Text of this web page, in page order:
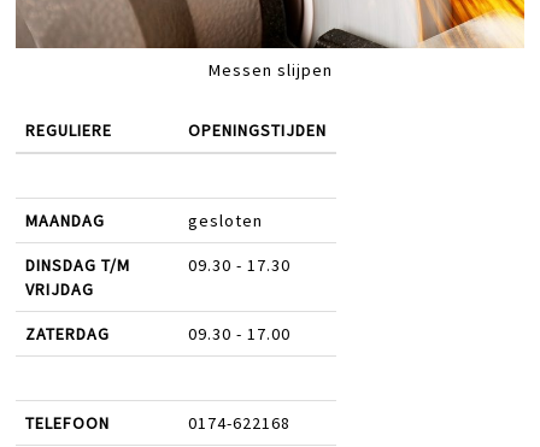
Messen slijpen
REGULIERE OPENINGSTIJDEN
MAANDAG gesloten
DINSDAG T/M
VRIJDAG
09.30 - 17.30
ZATERDAG 09.30 - 17.00
TELEFOON 0174-622168